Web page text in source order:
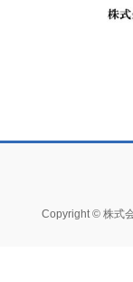
Copyright © 株式